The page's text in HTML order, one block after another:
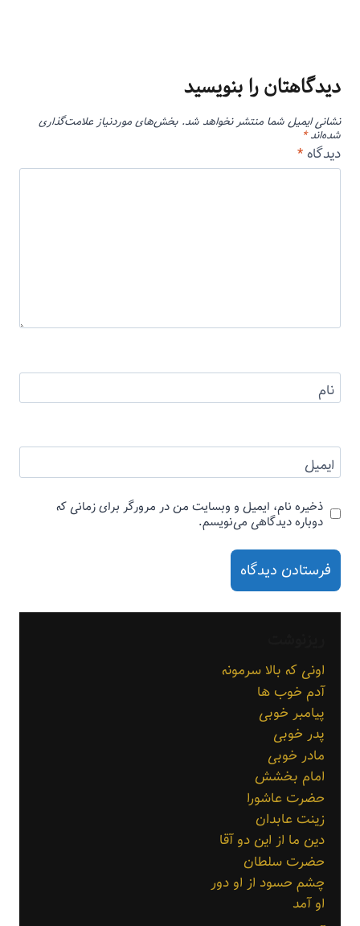
دیدگاهتان را بنویسید
نشانی ایمیل شما منتشر نخواهد شد. بخش‌های موردنیاز علامت‌گذاری
شده‌اند*
دیدگاه *
نام
ایمیل
ذخیره نام، ایمیل و وبسایت من در مرورگر برای زمانی که
دوباره دیدگاهی می‌نویسم.
اونی که بالا سرمونه
آدم خوب ها
پیامبر خوبی
پدر خوبی
مادر خوبی
امام بخشش
حضرت عاشورا
زینت عابدان
دین ما از این دو آقا
حضرت سلطان
چشم حسود از او دور
او آمد